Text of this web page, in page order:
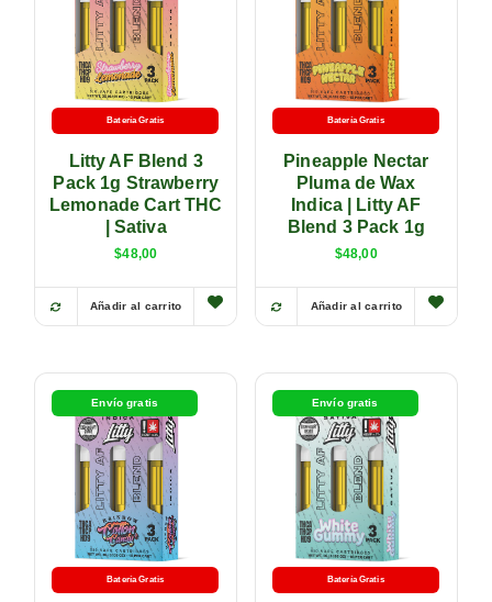
Batería Gratis
Litty AF Blend 3
Pack 1g Strawberry
Lemonade Cart THC
| Sativa
$48,00
Añadir al carrito
Batería Gratis
Pineapple Nectar
Pluma de Wax
Indica | Litty AF
Blend 3 Pack 1g
$48,00
Añadir al carrito
Envío gratis
Batería Gratis
Envío gratis
Batería Gratis